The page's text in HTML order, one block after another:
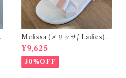
Melissa (メリッサ/ Ladies)
Papete +Rider / White
¥9,625
30%OFF